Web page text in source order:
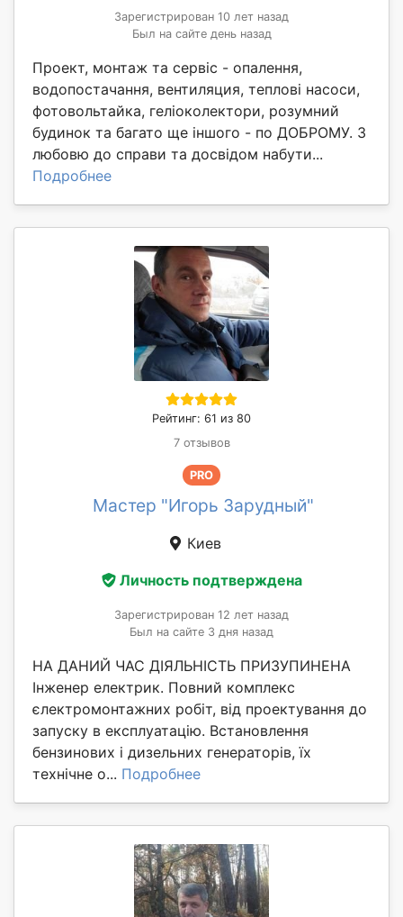
Зарегистрирован 10 лет назад
Был на сайте день назад
Проект, монтаж та сервіс - опалення,
водопостачання, вентиляция, теплові насоси,
фотовольтайка, геліоколектори, розумний
будинок та багато ще іншого - по ДОБРОМУ. З
любовю до справи та досвідом набути...
Подробнее
Рейтинг: 61 из 80
7 отзывов
PRO
Мастер "Игорь Зарудный"
Киев
Личность подтверждена
Зарегистрирован 12 лет назад
Был на сайте 3 дня назад
НА ДАНИЙ ЧАС ДІЯЛЬНІСТЬ ПРИЗУПИНЕНА
Інженер електрик. Повний комплекс
єлектромонтажних робіт, від проектування до
запуску в експлуатацію. Встановлення
бензинових і дизельних генераторів, їх
технічне о... Подробнее